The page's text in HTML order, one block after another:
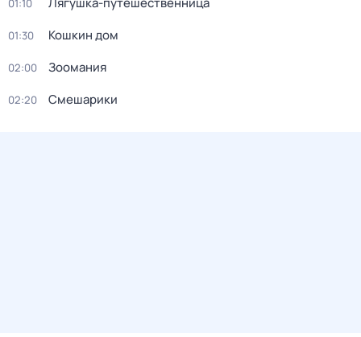
01:10
01:30 Кошкин дом
02:00 Зоомания
02:20 Смешарики